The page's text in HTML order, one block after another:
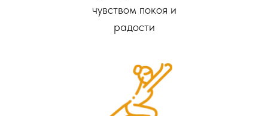
чувством покоя и
радости